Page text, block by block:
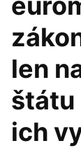
len
štátu
ich